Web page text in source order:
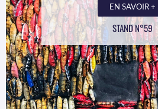
EN SAVOIR +
STAND N°59